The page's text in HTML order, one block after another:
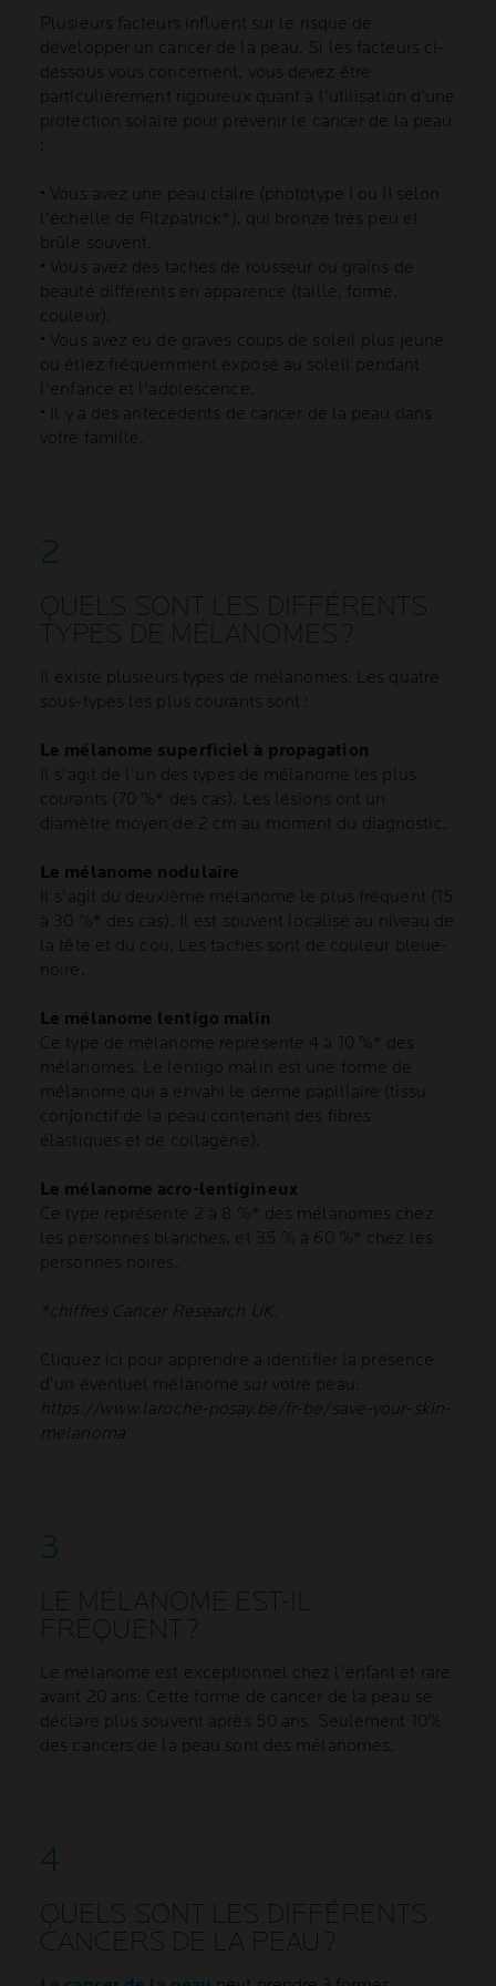
Plusieurs facteurs influent sur le risque de
développer un cancer de la peau. Si les facteurs ci-
dessous vous concernent, vous devez être
particulièrement rigoureux quant à l'utilisation d'une
protection solaire pour prévenir le cancer de la peau
• Vous avez une peau claire (phototype I ou II selon
l'échelle de Fitzpatrick*), qui bronze très peu et
brûle souvent.
• Vous avez des taches de rousseur ou grains de
beauté différents en apparence (taille, forme,
couleur).
• Vous avez eu de graves coups de soleil plus jeune
ou étiez fréquemment exposé au soleil pendant
l'enfance et l'adolescence.
• Il y a des antécédents de cancer de la peau dans
votre famille.
QUELS SONT LES DIFFÉRENTS
TYPES DE MÉLANOMES ?
Il existe plusieurs types de mélanomes. Les quatre
sous-types les plus courants sont :
Le mélanome superficiel à propagation
Il s’agit de l’un des types de mélanome les plus
courants (70 %* des cas). Les lésions ont un
diamètre moyen de 2 cm au moment du diagnostic.
Le mélanome nodulaire
Il s'agit du deuxième mélanome le plus fréquent (15
à 30 %* des cas). Il est souvent localisé au niveau de
la tête et du cou. Les taches sont de couleur bleue-
noire.
Le mélanome lentigo malin
Ce type de mélanome représente 4 à 10 %* des
mélanomes. Le lentigo malin est une forme de
mélanome qui a envahi le derme papillaire (tissu
conjonctif de la peau contenant des fibres
élastiques et de collagène).
Le mélanome acro-lentigineux
Ce type représente 2 à 8 %* des mélanomes chez
les personnes blanches, et 35 % à 60 %* chez les
personnes noires.
*chiffres Cancer Research UK.
Cliquez ici pour apprendre à identifier la présence
d’un éventuel mélanome sur votre peau.
https://www.laroche-posay.be/fr-be/save-your-skin-
melanoma
LE MÉLANOME EST-IL
FRÉQUENT ?
Le mélanome est exceptionnel chez l’enfant et rare
avant 20 ans. Cette forme de cancer de la peau se
déclare plus souvent après 50 ans. Seulement 10%
des cancers de la peau sont des mélanomes.
QUELS SONT LES DIFFÉRENTS
CANCERS DE LA PEAU ?